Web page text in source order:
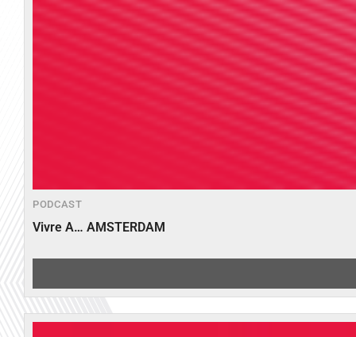
PODCAST
Vivre A… AMSTERDAM